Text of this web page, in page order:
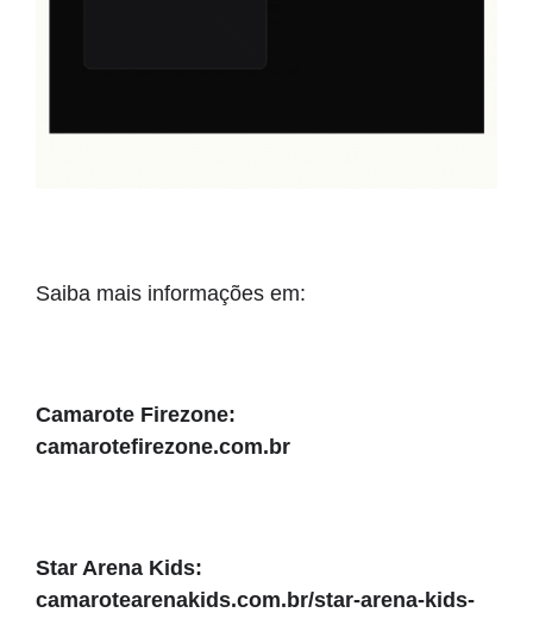
Saiba mais informações em:
Camarote Firezone:
camarotefirezone.com.br
Star Arena Kids:
camarotearenakids.com.br/star-arena-kids-